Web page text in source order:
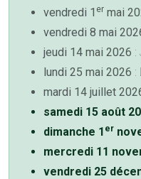
vendredi 1 er mai
vendredi 8 mai
jeudi 14 mai 2026 :
lundi 25 mai 2026 :
mardi 14 juillet
samedi 15 août
dimanche 1 er
mercredi 11
vendredi 25